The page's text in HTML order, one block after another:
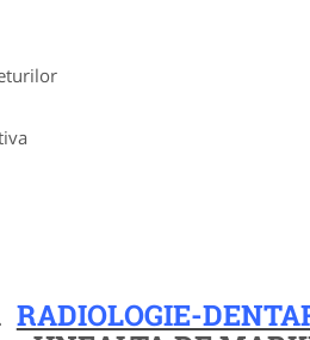
RADIOLOGIE-